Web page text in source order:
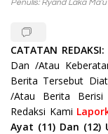
Penulis: Ryand Laka Ma'u
CATATAN REDAKSI:
Dan /Atau
Berita Tersebut
/Atau Berita Berisi
Redaksi Kami
Ayat (11) Dan (12)